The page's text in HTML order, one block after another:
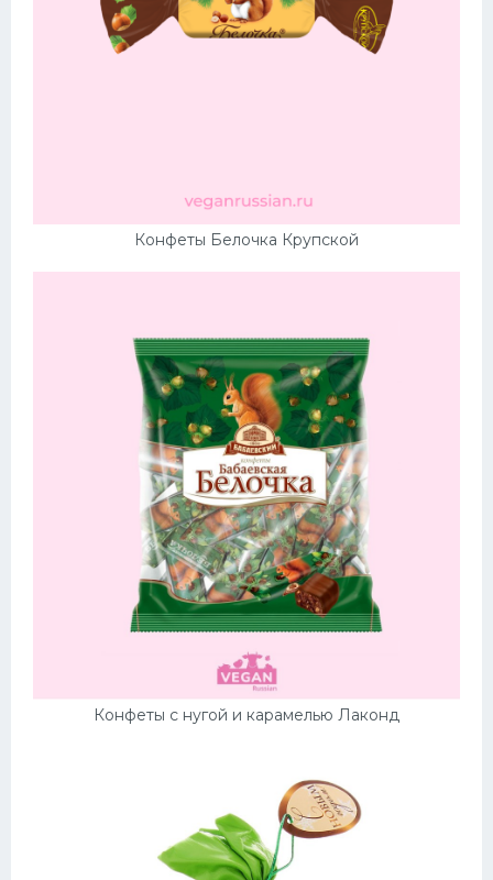
Конфеты Белочка Крупской
Конфеты с нугой и карамелью Лаконд